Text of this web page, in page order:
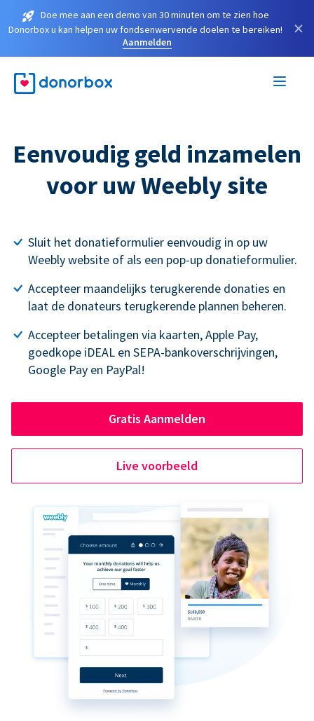
Doe mee aan een demo van 30 minuten om te zien hoe
Donorbox u kan helpen uw fondsenwervende doelen te bereiken!
Aanmelden
×
Eenvoudig geld inzamelen
voor uw Weebly site
Sluit het donatieformulier eenvoudig in op uw
Weebly website of als een pop-up donatieformulier.
Accepteer maandelijks terugkerende donaties en
laat de donateurs terugkerende plannen beheren.
Accepteer betalingen via kaarten, Apple Pay,
goedkope iDEAL en SEPA-bankoverschrijvingen,
Google Pay en PayPal!
Gratis Aanmelden
Live voorbeeld